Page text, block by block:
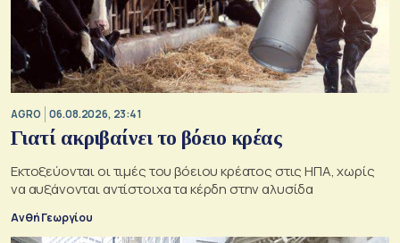
AGRO 06.08.2026, 23:41
Γιατί ακριβαίνει το βόειο κρέας
Εκτοξεύονται οι τιμές του βόειου κρέατος στις ΗΠΑ, χωρίς
να αυξάνονται αντίστοιχα τα κέρδη στην αλυσίδα
Ανθή Γεωργίου